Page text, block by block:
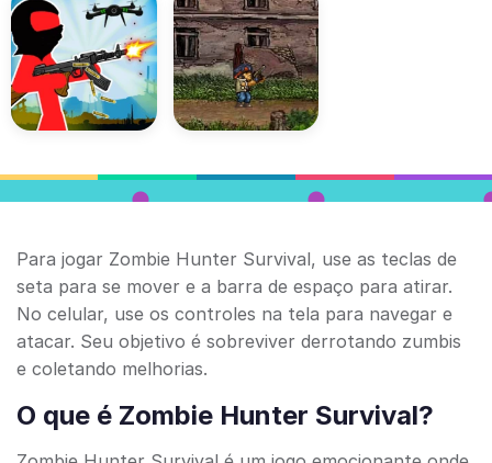
Para jogar Zombie Hunter Survival, use as teclas de
seta para se mover e a barra de espaço para atirar.
No celular, use os controles na tela para navegar e
atacar. Seu objetivo é sobreviver derrotando zumbis
e coletando melhorias.
O que é Zombie Hunter Survival?